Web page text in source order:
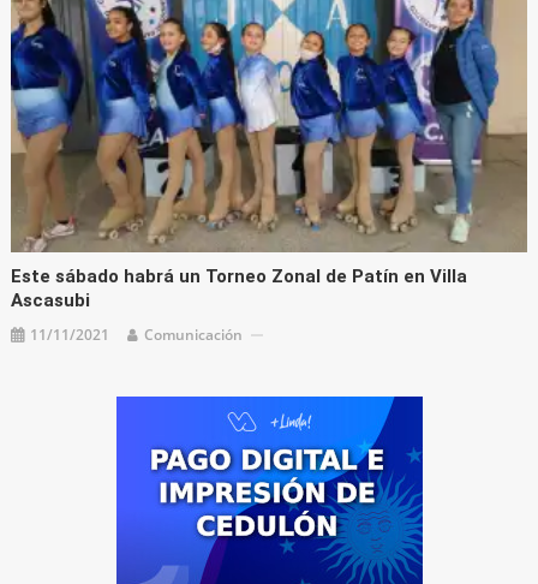
Este sábado habrá un Torneo Zonal de Patín en Villa
Ascasubi
11/11/2021 Comunicación